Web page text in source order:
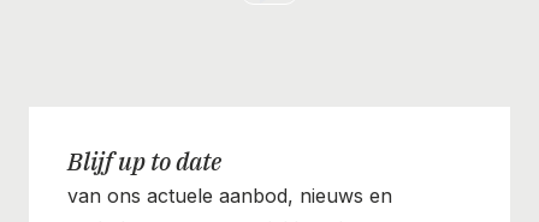
Blijf up to date
van ons actuele aanbod, nieuws en